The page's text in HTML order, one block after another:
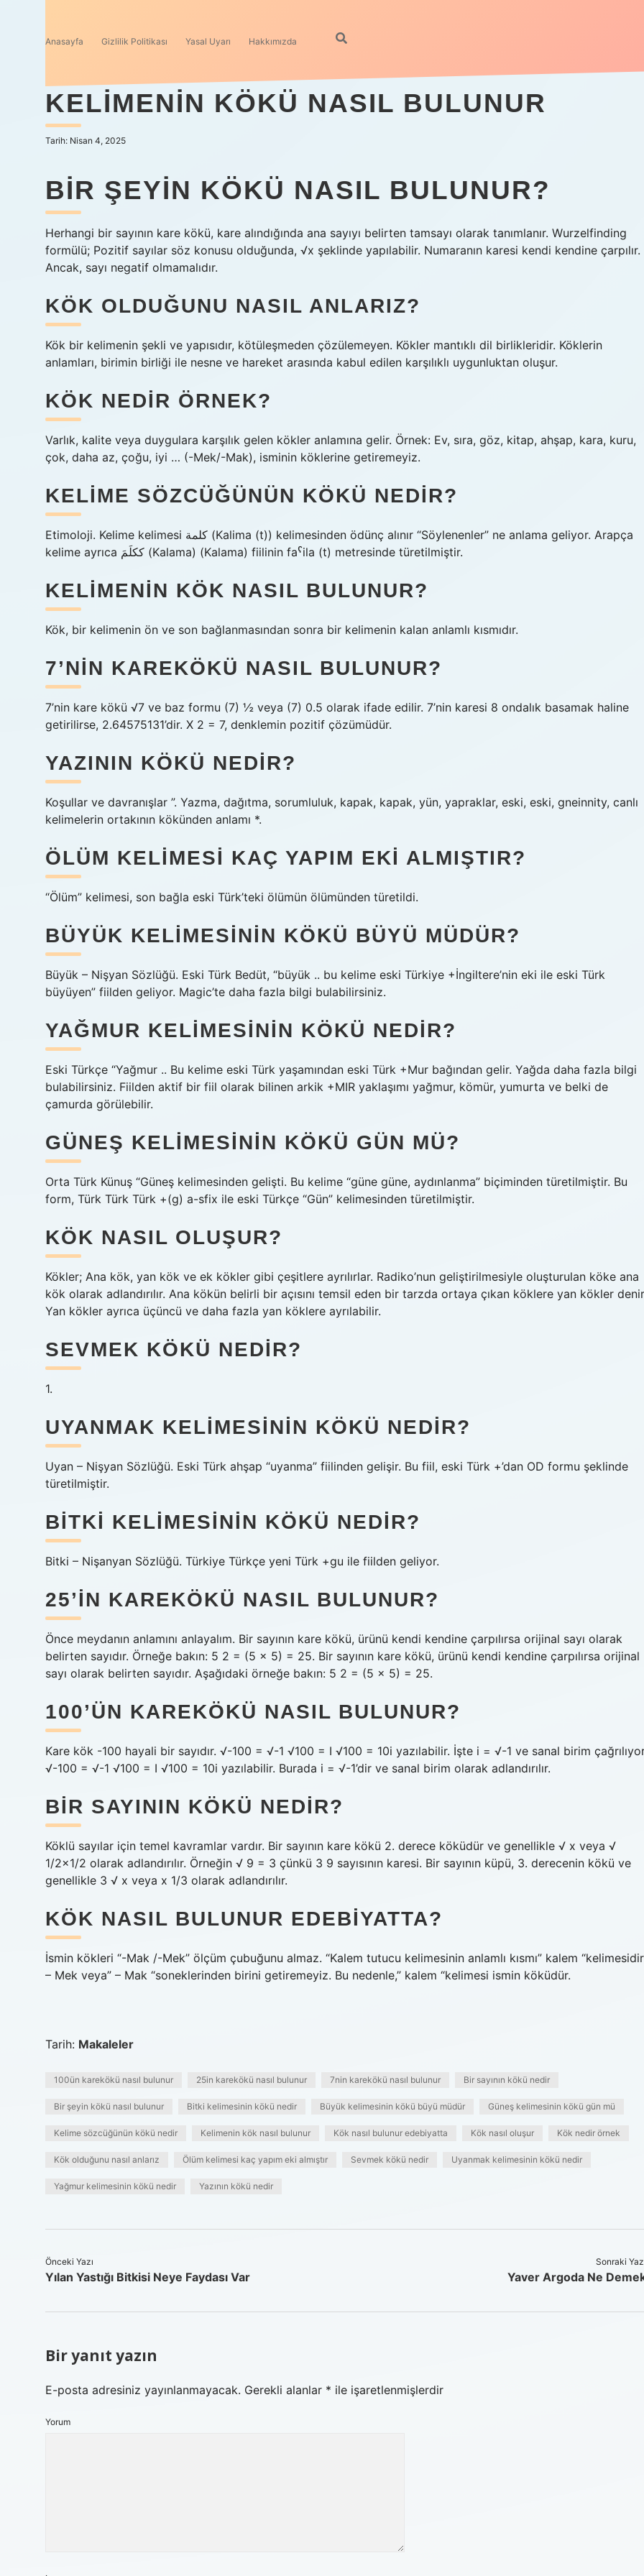
Anasayfa Gizlilik Politikası Yasal Uyarı Hakkımızda
KELIMENIN KÖKÜ NASIL BULUNUR
Tarih: Nisan 4, 2025
BIR ŞEYIN KÖKÜ NASIL BULUNUR?
Herhangi bir sayının kare kökü, kare alındığında ana sayıyı belirten tamsayı olarak tanımlanır. Wurzelfinding
formülü; Pozitif sayılar söz konusu olduğunda, √x şeklinde yapılabilir. Numaranın karesi kendi kendine çarpılır.
Ancak, sayı negatif olmamalıdır.
KÖK OLDUĞUNU NASIL ANLARIZ?
Kök bir kelimenin şekli ve yapısıdır, kötüleşmeden çözülemeyen. Kökler mantıklı dil birlikleridir. Köklerin
anlamları, birimin birliği ile nesne ve hareket arasında kabul edilen karşılıklı uygunluktan oluşur.
KÖK NEDIR ÖRNEK?
Varlık, kalite veya duygulara karşılık gelen kökler anlamına gelir. Örnek: Ev, sıra, göz, kitap, ahşap, kara, kuru,
çok, daha az, çoğu, iyi … (-Mek/-Mak), isminin köklerine getiremeyiz.
KELIME SÖZCÜĞÜNÜN KÖKÜ NEDIR?
Etimoloji. Kelime kelimesi كلمة (Kalima (t)) kelimesinden ödünç alınır “Söylenenler” ne anlama geliyor. Arapça
kelime ayrıca ككلَمَ (Kalama) (Kalama) fiilinin faˁila (t) metresinde türetilmiştir.
KELIMENIN KÖK NASIL BULUNUR?
Kök, bir kelimenin ön ve son bağlanmasından sonra bir kelimenin kalan anlamlı kısmıdır.
7’NIN KAREKÖKÜ NASIL BULUNUR?
7’nin kare kökü √7 ve baz formu (7) ½ veya (7) 0.5 olarak ifade edilir. 7’nin karesi 8 ondalık basamak haline
getirilirse, 2.64575131’dir. X 2 = 7, denklemin pozitif çözümüdür.
YAZININ KÖKÜ NEDIR?
Koşullar ve davranışlar ”. Yazma, dağıtma, sorumluluk, kapak, kapak, yün, yapraklar, eski, eski, gneinnity, canlı
kelimelerin ortakının kökünden anlamı *.
ÖLÜM KELIMESI KAÇ YAPIM EKI ALMIŞTIR?
“Ölüm” kelimesi, son bağla eski Türk’teki ölümün ölümünden türetildi.
BÜYÜK KELIMESININ KÖKÜ BÜYÜ MÜDÜR?
Büyük – Nişyan Sözlüğü. Eski Türk Bedüt, “büyük .. bu kelime eski Türkiye +İngiltere’nin eki ile eski Türk
büyüyen” fiilden geliyor. Magic’te daha fazla bilgi bulabilirsiniz.
YAĞMUR KELIMESININ KÖKÜ NEDIR?
Eski Türkçe “Yağmur .. Bu kelime eski Türk yaşamından eski Türk +Mur bağından gelir. Yağda daha fazla bilgi
bulabilirsiniz. Fiilden aktif bir fiil olarak bilinen arkik +MIR yaklaşımı yağmur, kömür, yumurta ve belki de
çamurda görülebilir.
GÜNEŞ KELIMESININ KÖKÜ GÜN MÜ?
Orta Türk Künuş “Güneş kelimesinden gelişti. Bu kelime “güne güne, aydınlanma” biçiminden türetilmiştir. Bu
form, Türk Türk Türk +(g) a-sfix ile eski Türkçe “Gün” kelimesinden türetilmiştir.
KÖK NASIL OLUŞUR?
Kökler; Ana kök, yan kök ve ek kökler gibi çeşitlere ayrılırlar. Radiko’nun geliştirilmesiyle oluşturulan köke ana
kök olarak adlandırılır. Ana kökün belirli bir açısını temsil eden bir tarzda ortaya çıkan köklere yan kökler
Yan kökler ayrıca üçüncü ve daha fazla yan köklere ayrılabilir.
SEVMEK KÖKÜ NEDIR?
1.
UYANMAK KELIMESININ KÖKÜ NEDIR?
Uyan – Nişyan Sözlüğü. Eski Türk ahşap “uyanma” fiilinden gelişir. Bu fiil, eski Türk +’dan OD formu şeklinde
türetilmiştir.
BITKI KELIMESININ KÖKÜ NEDIR?
Bitki – Nişanyan Sözlüğü. Türkiye Türkçe yeni Türk +gu ile fiilden geliyor.
25’IN KAREKÖKÜ NASIL BULUNUR?
Önce meydanın anlamını anlayalım. Bir sayının kare kökü, ürünü kendi kendine çarpılırsa orijinal sayı olarak
belirten sayıdır. Örneğe bakın: 5 2 = (5 × 5) = 25. Bir sayının kare kökü, ürünü kendi kendine çarpılırsa orijinal
sayı olarak belirten sayıdır. Aşağıdaki örneğe bakın: 5 2 = (5 × 5) = 25.
100’ÜN KAREKÖKÜ NASIL BULUNUR?
Kare kök -100 hayali bir sayıdır. √-100 = √-1 √100 = I √100 = 10i yazılabilir. İşte i = √-1 ve sanal birim
√-100 = √-1 √100 = I √100 = 10i yazılabilir. Burada i = √-1’dir ve sanal birim olarak adlandırılır.
BIR SAYININ KÖKÜ NEDIR?
Köklü sayılar için temel kavramlar vardır. Bir sayının kare kökü 2. derece köküdür ve genellikle √ x veya √
1/2×1/2 olarak adlandırılır. Örneğin √ 9 = 3 çünkü 3 9 sayısının karesi. Bir sayının küpü, 3. derecenin kökü ve
genellikle 3 √ x veya x 1/3 olarak adlandırılır.
KÖK NASIL BULUNUR EDEBIYATTA?
İsmin kökleri “-Mak /-Mek” ölçüm çubuğunu almaz. “Kalem tutucu kelimesinin anlamlı kısmı” kalem
– Mek veya” – Mak “soneklerinden birini getiremeyiz. Bu nedenle,” kalem “kelimesi ismin köküdür.
Tarih: Makaleler
100ün karekökü nasıl bulunur 25in karekökü nasıl bulunur 7nin karekökü nasıl bulunur Bir sayının kökü nedir
Bir şeyin kökü nasıl bulunur Bitki kelimesinin kökü nedir Büyük kelimesinin kökü büyü müdür Güneş kelimesinin kökü gün mü
Kelime sözcüğünün kökü nedir Kelimenin kök nasıl bulunur Kök nasıl bulunur edebiyatta Kök nasıl oluşur Kök nedir örnek
Kök olduğunu nasıl anlarız Ölüm kelimesi kaç yapım eki almıştır Sevmek kökü nedir Uyanmak kelimesinin kökü nedir
Yağmur kelimesinin kökü nedir Yazının kökü nedir
Önceki Yazı
Yılan Yastığı Bitkisi Neye Faydası Var
Sonraki
Yaver Argoda Ne
Bir yanıt yazın
E-posta adresiniz yayınlanmayacak. Gerekli alanlar * ile işaretlenmişlerdir
Yorum